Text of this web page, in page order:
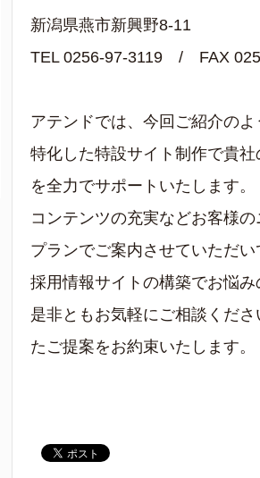
新潟県燕市新興野8-11
TEL 0256-97-3119 / FAX
アテンドでは、今回ご紹介の
特化した特設サイト制作で貴
を全力でサポートいたします。
コンテンツの充実などお客様
プランでご案内させていただい
採用情報サイトの構築でお悩み
是非ともお気軽にご相談くだ
たご提案をお約束いたします。